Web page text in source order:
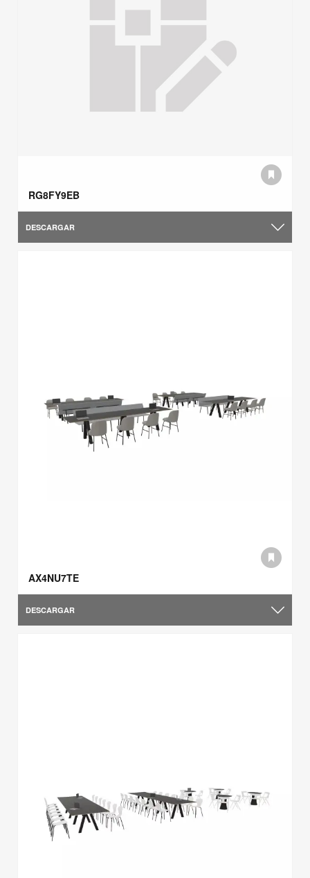
RG8FY9EB
DESCARGAR
AX4NU7TE
DESCARGAR